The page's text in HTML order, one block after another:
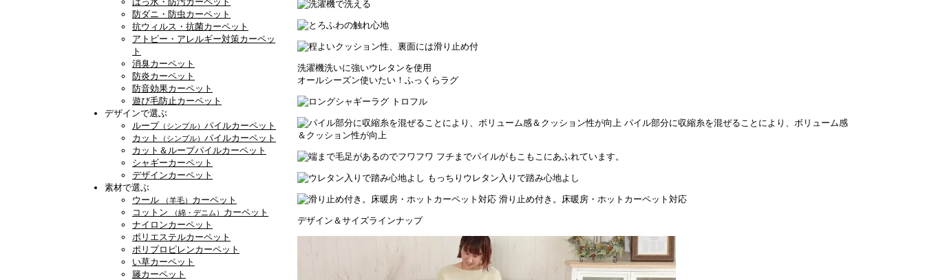
防ダニ・防虫カーペット
抗ウィルス・抗菌カーペット
アトピー・アレルギー対策カーペッ
ト
消臭カーペット
防炎カーペット
防音効果カーペット
遊び毛防止カーペット
デザインで選ぶ
ループ （シンプル） パイルカーペット
カット
（シンプル） パイルカーペット
カット＆ループパイルカーペット
シャギーカーペット
デザインカーペット
素材で選ぶ
ウール
（羊毛） カーペット
コットン
（綿・デニム） カーペット
ナイロンカーペット
ポリエステルカーペット
ポリプロピレンカーペット
い草カーペット
籐カーペット
洗濯機洗いに強いウレタンを使用
オールシーズン使いたい！ふっくらラグ
パイル部分に収縮糸を混ぜることにより、ボリューム感
＆クッション性が向上
フチまでパイルがもこもこにあふれています。
もっちりウレタン入りで踏み心地よし
滑り止め付き。床暖房・ホットカーペット対応
デザイン＆サイズラインナップ